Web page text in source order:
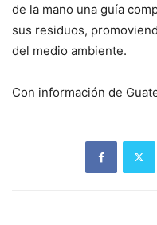
de la mano una guía
sus residuos,
del medio ambiente.
Con información de